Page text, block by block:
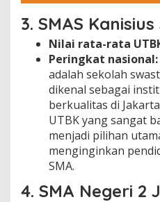
3. SMAS
Nilai rata-rata
Peringkat nasional:
adalah sekolah
dikenal sebagai
berkualitas di
UTBK yang sangat
menjadi pilihan
menginginkan
SMA.
4. SMA Negeri 2